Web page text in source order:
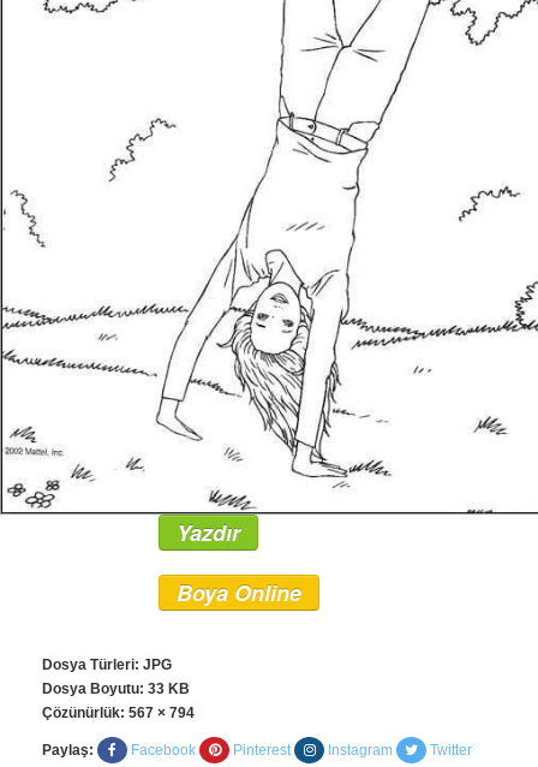
Yazdır
Boya Online
Dosya Türleri: JPG
Dosya Boyutu: 33 KB
Çözünürlük: 567 × 794
Paylaş: Facebook Pinterest Instagram Twitter